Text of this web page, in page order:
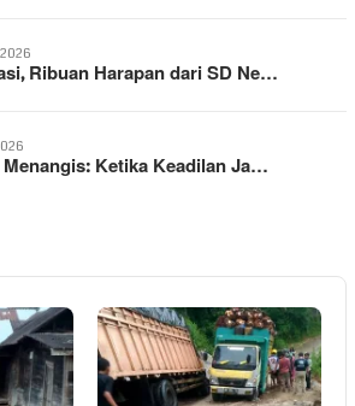
Ribuan Harapan dari SD Ne…
Ketika Keadilan Ja…